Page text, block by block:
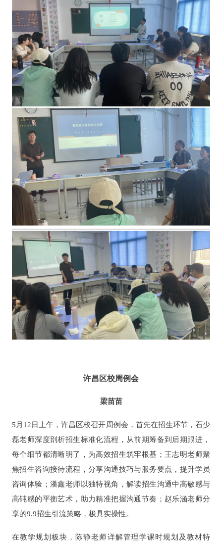
许昌区校周例会
梁苗苗
5月12日上午，许昌区校召开周例会，首先在招生环节，石少
磊老师深度剖析招生标准化流程，从前期筹备到后期跟进，
每个细节都清晰明了，为高效招生筑牢根基；王志明老师聚
焦招生咨询接待流程，分享沟通技巧与服务要点，提升学员
咨询体验；潘鑫老师以独特视角，解读招生沟通中高敏感与
高钝感的平衡艺术，助力精准把握沟通节奏；赵乐涵老师分
享的9.9招生引流策略，极具实操性。
在教学规划板块，陈静老师详解管理学课时规划及教材特